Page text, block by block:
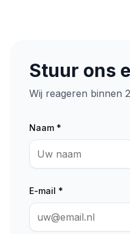
Stuur ons
Wij reageren binnen
Naam *
E-mail *